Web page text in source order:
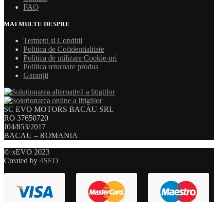
FAQ
MAI MULTE DESPRE
Termeni si Conditii
Politica de Cofidentialitate
Politica de utilizare Cookie-uri
Politica returnare produs
Garanții
SC EVO MOTORS BACAU SRL
RO 37650720
J04/853/2017
BACAU – ROMANIA
© xEVO 2023
Created by 4SEO